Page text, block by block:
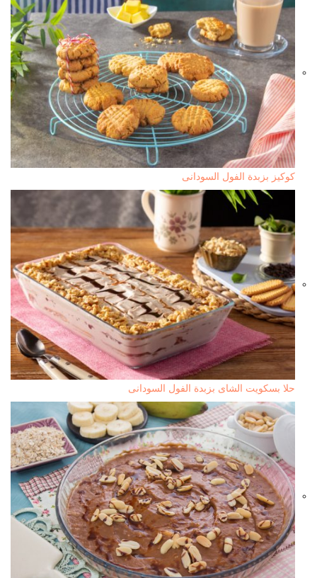
كوكيز بزبدة الفول السودانى
حلا بسكويت الشاى بزبدة الفول السودانى